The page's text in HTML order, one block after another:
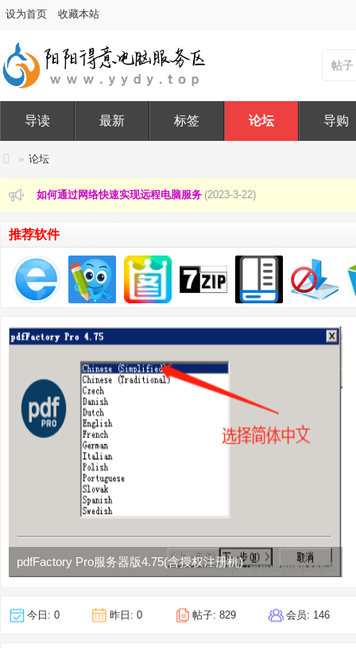
设为首页 收藏本站
帖子
导读 最新 标签 论坛 导购
阳
阳
得
意
务
的
纯
趣
» 论坛
本站已成功获取ICP备案/许可证号 (2026-1-14)
本站已升级至：Discuz! X3.5 Release 20240520 UTF-8
如何通过网络快速实现远程电脑服务 (2023-3-22)
本站线下服务项目
本站承诺：站点涉及的下载内容均无广告、木马、病毒！敬请监督、
本站已成功获取ICP备案/许可证号 (2026-1-14)
本站已升级至：Discuz! X3.5 Release 20240520 UTF-8 (2024-6-6)
如何通过网络快速实现远程电脑服务 (2023-3-22)
本站线下服务项目
本站承诺：站点涉及的下载内容均无广告、木马、病毒！敬请监督、
推荐软件
pdfFactory Pro服务器版4.75(含授权注册机)
今日: 0 昨日: 0 帖子: 829 会员: 146